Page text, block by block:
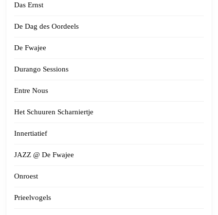
Das Ernst
De Dag des Oordeels
De Fwajee
Durango Sessions
Entre Nous
Het Schuuren Scharniertje
Innertiatief
JAZZ @ De Fwajee
Onroest
Prieelvogels